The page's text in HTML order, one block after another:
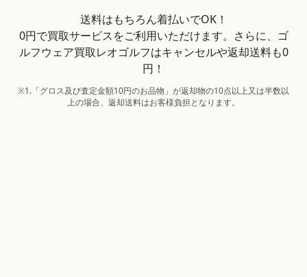
送料はもちろん着払いでOK！
0円で買取サービスをご利用いただけます。さらに、ゴ
ルフウェア買取レオゴルフはキャンセルや返却送料も0
円！
※1.「グロス及び査定金額10円のお品物」が返却物の10点以上又は半数以
上の場合、返却送料はお客様負担となります。